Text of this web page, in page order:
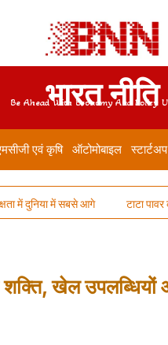
भारत नीति
Be Ahead With Economy And Policy
एवं कृषि ऑटोमोबाइल स्टार्टअप
में सबसे आगे टाटा पावर का
खेल उपलब्धियों